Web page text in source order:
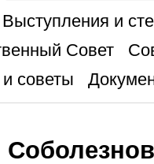
Выступления и
Совет
советы